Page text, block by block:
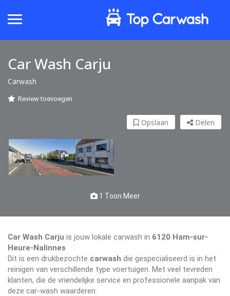
Car Wash Carju
Carwash
Review toevoegen
Delen
Opslaan
1 Toon Meer
Car Wash Carju is jouw lokale carwash in 6120 Ham-sur-
Heure-Nalinnes
Dit is een drukbezochte carwash die gespecialiseerd is in het
reinigen van verschillende type voertuigen. Met veel tevreden
klanten, die de vriendelijke service en professionele aanpak van
deze car-wash waarderen.